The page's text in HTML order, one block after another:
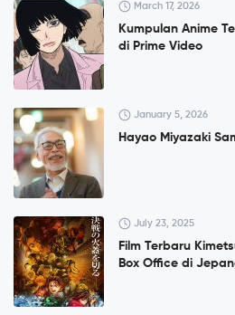
March 17, 2026
Kumpulan Anime
di Prime Video
January 5, 2026
Hayao Miyazaki
July 23, 2025
Film Terbaru
Box Office di